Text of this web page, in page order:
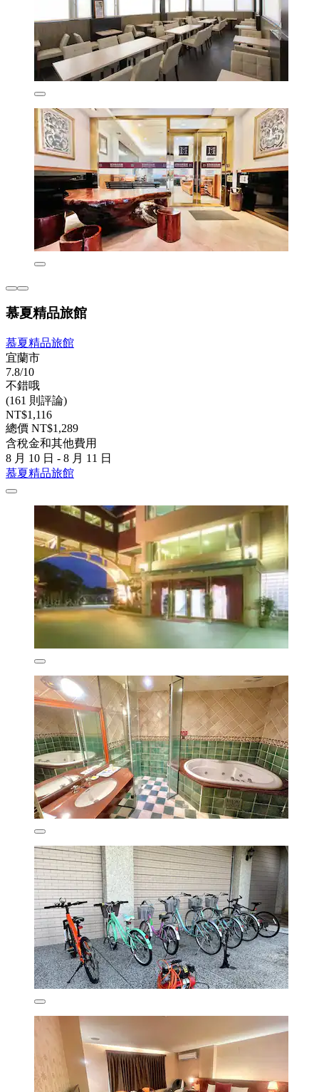
慕夏精品旅館
慕夏精品旅館
宜蘭市
7.8/10
不錯哦
(161 則評論)
NT$1,116
總價 NT$1,289
含稅金和其他費用
8 月 10 日 - 8 月 11 日
慕夏精品旅館